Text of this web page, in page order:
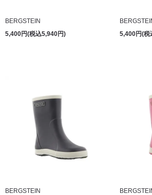
BERGSTEIN
5,400円(税込5,940円)
5,400円(税
BERGSTEIN